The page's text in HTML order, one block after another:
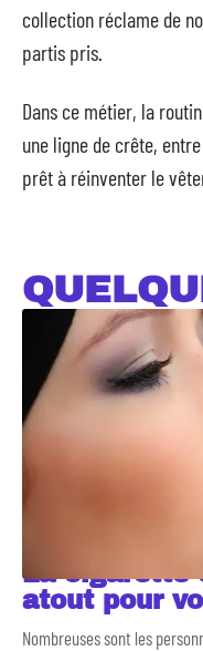
collection réclame de
partis pris.
Dans ce métier, la
une ligne de crête,
prêt à réinventer le
La cigarette
atout pour
Nombreuses sont les